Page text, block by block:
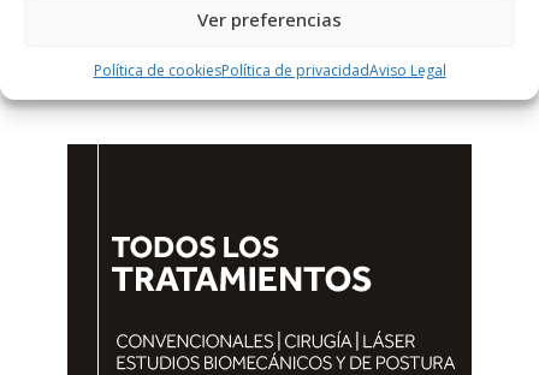
Ver preferencias
Política de cookiesPolítica de privacidadAviso Legal